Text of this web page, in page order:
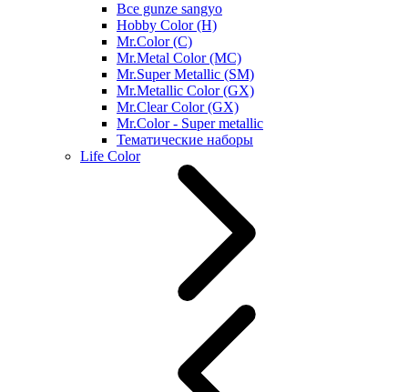
Все gunze sangyo
Hobby Color (H)
Mr.Color (C)
Mr.Metal Color (MC)
Mr.Super Metallic (SM)
Mr.Metallic Color (GX)
Mr.Clear Color (GX)
Mr.Color - Super metallic
Тематические наборы
Life Color